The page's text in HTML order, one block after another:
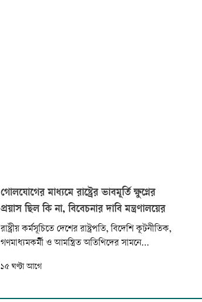
গোলযোগের মাধ্যমে রাষ্ট্রের ভাবমূর্তি ক্ষুণ্নের
প্রয়াস ছিল কি না, বিবেচনার দাবি মন্ত্রণালয়ের
রাষ্ট্রীয় কর্মসূচিতে দেশের রাষ্ট্রপতি, বিদেশি কূটনীতিক,
গণমাধ্যমকর্মী ও আমন্ত্রিত অতিথিদের সামনে
চেষ্টা করা হয়েছে বলে অভিযোগ তুলেছে
উদ্দেশ্যপ্রণোদিত হয়ে রাষ্ট্রীয় অনুষ্ঠান বানচাল করা
১৫ ঘণ্টা আগে